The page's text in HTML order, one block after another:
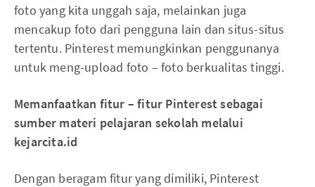
foto yang kita unggah saja, melainkan juga
mencakup foto dari pengguna lain dan situs-situs
tertentu. Pinterest memungkinkan penggunanya
untuk meng-upload foto – foto berkualitas tinggi.
Memanfaatkan fitur – fitur Pinterest sebagai
sumber materi pelajaran sekolah melalui
kejarcita.id
Dengan beragam fitur yang dimiliki, Pinterest